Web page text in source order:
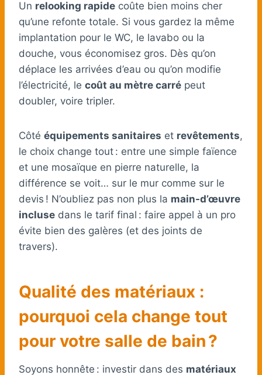
Un relooking rapide coûte bien moins cher
qu’une refonte totale. Si vous gardez la même
implantation pour le WC, le lavabo ou la
douche, vous économisez gros. Dès qu’on
déplace les arrivées d’eau ou qu’on modifie
l’électricité, le coût au mètre carré peut
doubler, voire tripler.
Côté équipements sanitaires et revêtements,
le choix change tout : entre une simple faïence
et une mosaïque en pierre naturelle, la
différence se voit… sur le mur comme sur le
devis ! N’oubliez pas non plus la main-d’œuvre
incluse dans le tarif final : faire appel à un pro
évite bien des galères (et des joints de
travers).
Qualité des matériaux :
pourquoi cela change tout
pour votre salle de bain ?
Soyons honnête : investir dans des matériaux